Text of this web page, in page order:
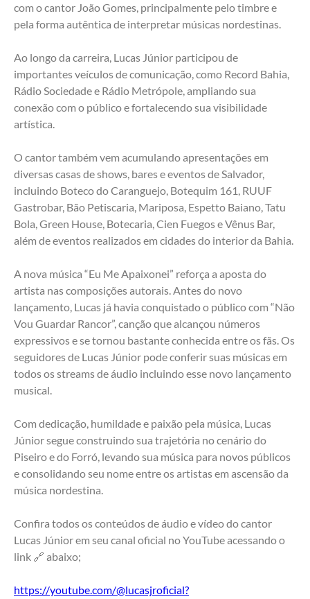
com o cantor João Gomes, principalmente pelo timbre e
pela forma autêntica de interpretar músicas nordestinas.
Ao longo da carreira, Lucas Júnior participou de
importantes veículos de comunicação, como Record Bahia,
Rádio Sociedade e Rádio Metrópole, ampliando sua
conexão com o público e fortalecendo sua visibilidade
artística.
O cantor também vem acumulando apresentações em
diversas casas de shows, bares e eventos de Salvador,
incluindo Boteco do Caranguejo, Botequim 161, RUUF
Gastrobar, Bão Petiscaria, Mariposa, Espetto Baiano, Tatu
Bola, Green House, Botecaria, Cien Fuegos e Vênus Bar,
além de eventos realizados em cidades do interior da Bahia.
A nova música “Eu Me Apaixonei” reforça a aposta do
artista nas composições autorais. Antes do novo
lançamento, Lucas já havia conquistado o público com “Não
Vou Guardar Rancor”, canção que alcançou números
expressivos e se tornou bastante conhecida entre os fãs. Os
seguidores de Lucas Júnior pode conferir suas músicas em
todos os streams de áudio incluindo esse novo lançamento
musical.
Com dedicação, humildade e paixão pela música, Lucas
Júnior segue construindo sua trajetória no cenário do
Piseiro e do Forró, levando sua música para novos públicos
e consolidando seu nome entre os artistas em ascensão da
música nordestina.
Confira todos os conteúdos de áudio e vídeo do cantor
Lucas Júnior em seu canal oficial no YouTube acessando o
link 🔗 abaixo;
https://youtube.com/@lucasjroficial?